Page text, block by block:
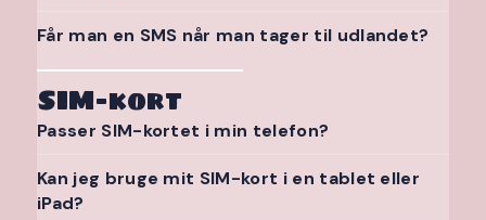
Får man en SMS når man tager til udlandet?
SIM-kort
Passer SIM-kortet i min telefon?
Kan jeg bruge mit SIM-kort i en tablet eller
iPad?